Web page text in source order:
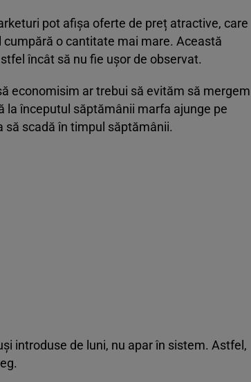
pot afișa oferte de preț atractive, care
cumpără o cantitate mai mare. Această
încât să nu fie ușor de observat.
economisim ar trebui să evităm să mergem
la începutul săptămânii marfa ajunge pe
să scadă în timpul săptămânii.
introduse de luni, nu apar în sistem. Astfel,